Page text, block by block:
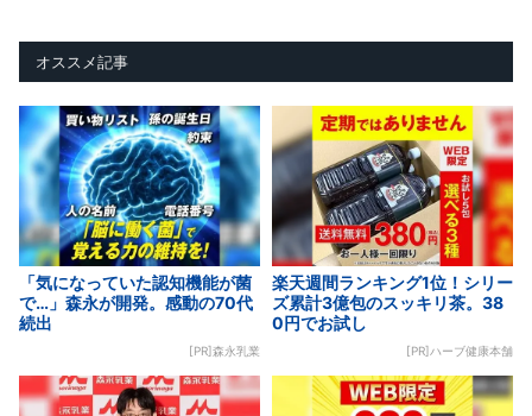
オススメ記事
「気になっていた認知機能が菌
で…」森永が開発。感動の70代
続出
[PR]森永乳業
楽天週間ランキング1位！シリー
ズ累計3億包のスッキリ茶。38
0円でお試し
[PR]ハーブ健康本舗